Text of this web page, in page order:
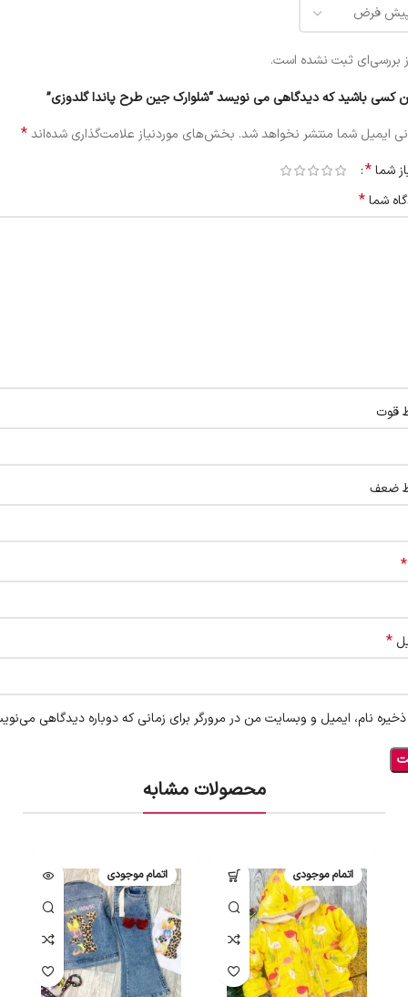
بررسی‌ای ثبت نشده است.
کسی باشید که دیدگاهی می نویسد “شلوارک جین طرح پاندا گلدوزی”
ایمیل شما منتشر نخواهد شد. بخش‌های موردنیاز علامت‌گذاری شده‌اند*
شما*
شما*
قوت
ضعف
*
*
ذخیره نام، ایمیل و وبسایت من در مرورگر برای زمانی که دوباره دیدگاهی
محصولات مشابه
اتمام موجودی اتمام موجودی